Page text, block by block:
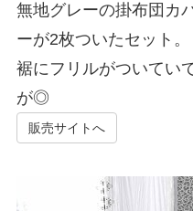
無地グレーの掛布団カ
ーが2枚ついたセット。
裾にフリルがついてい
が◎
販売サイトへ